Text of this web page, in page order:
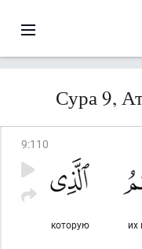
Сура 9,
9:110
их
которую